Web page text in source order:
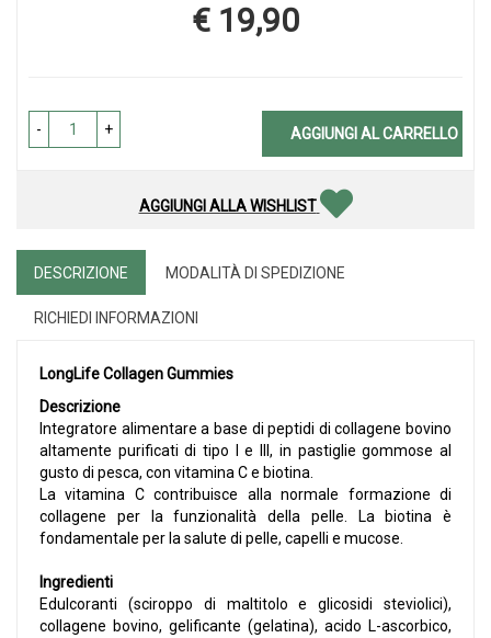
Prezzo
€ 19,90
- + AGGIUNGI AL CARRELLO
AGGIUNGI ALLA WISHLIST
DESCRIZIONE MODALITÀ DI SPEDIZIONE
RICHIEDI INFORMAZIONI
LongLife Collagen Gummies
Descrizione
Integratore alimentare a base di peptidi di collagene bovino
altamente purificati di tipo I e III, in pastiglie gommose al
gusto di pesca, con vitamina C e biotina.
La vitamina C contribuisce alla normale formazione di
collagene per la funzionalità della pelle. La biotina è
fondamentale per la salute di pelle, capelli e mucose.
Ingredienti
Edulcoranti (sciroppo di maltitolo e glicosidi steviolici),
collagene bovino, gelificante (gelatina), acido L-ascorbico,